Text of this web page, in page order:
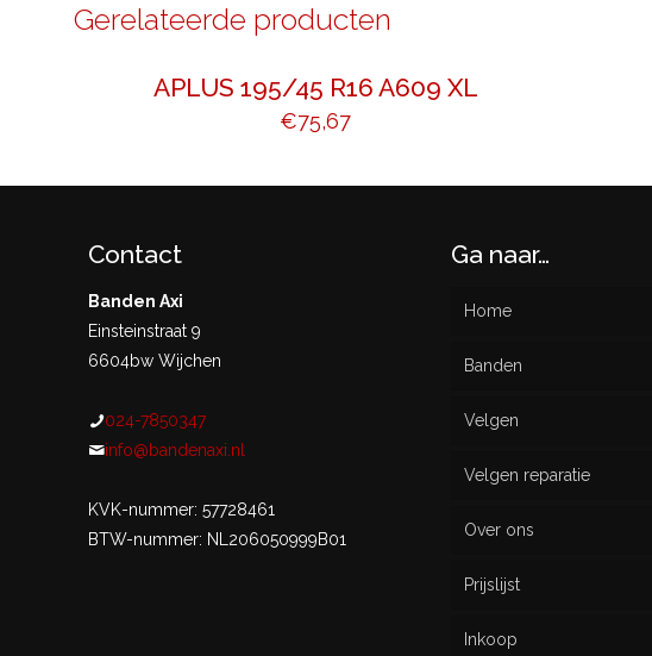
Gerelateerde producten
APLUS 195/45 R16 A609 XL
€75,67
Contact
Banden Axi
Einsteinstraat 9
6604bw Wijchen
024-7850347
info@bandenaxi.nl
KVK-nummer: 57728461
BTW-nummer: NL206050999B01
Ga naar…
Home
Banden
Nieuw
Gebruikt
Velgen
Velgen reparatie
Over ons
Prijslijst
Inkoop